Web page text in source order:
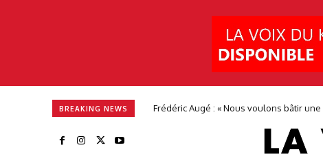
BREAKING NEWS
Frédéric Augé : « Nous voulons bâtir